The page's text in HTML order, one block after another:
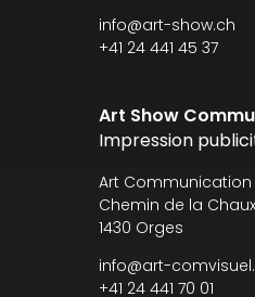
info@art-show.ch
+41 24 441 45 37
Art Show
Impression
Art Communication
Chemin de la Chaux
1430 Orges
info@art-
+41 24 441 70 01